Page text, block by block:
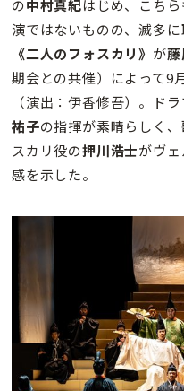
の中村真紀はじめ、こち
演ではないものの、滅多
《二人のフォスカリ》 が藤
期会との共催）によって9
（演出：伊香修吾）。ド
祐子の指揮が素晴らしく
スカリ役の押川浩士がヴ
感を示した。